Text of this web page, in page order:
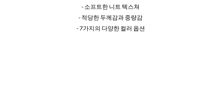
- 소프트한 니트 텍스쳐
- 적당한 두께감과 중량감
- 7가지의 다양한 컬러 옵션